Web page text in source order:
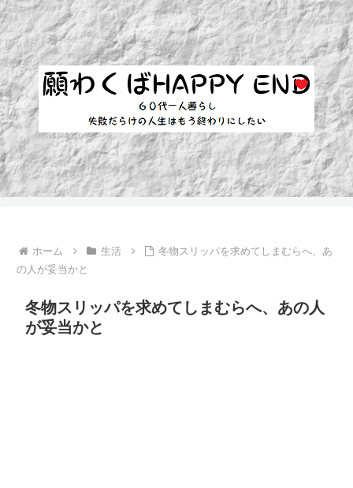
ホーム 生活
冬物スリッパを求めてしまむらへ、あ
の人が妥当かと
冬物スリッパを求めてしまむらへ、あの人
が妥当かと